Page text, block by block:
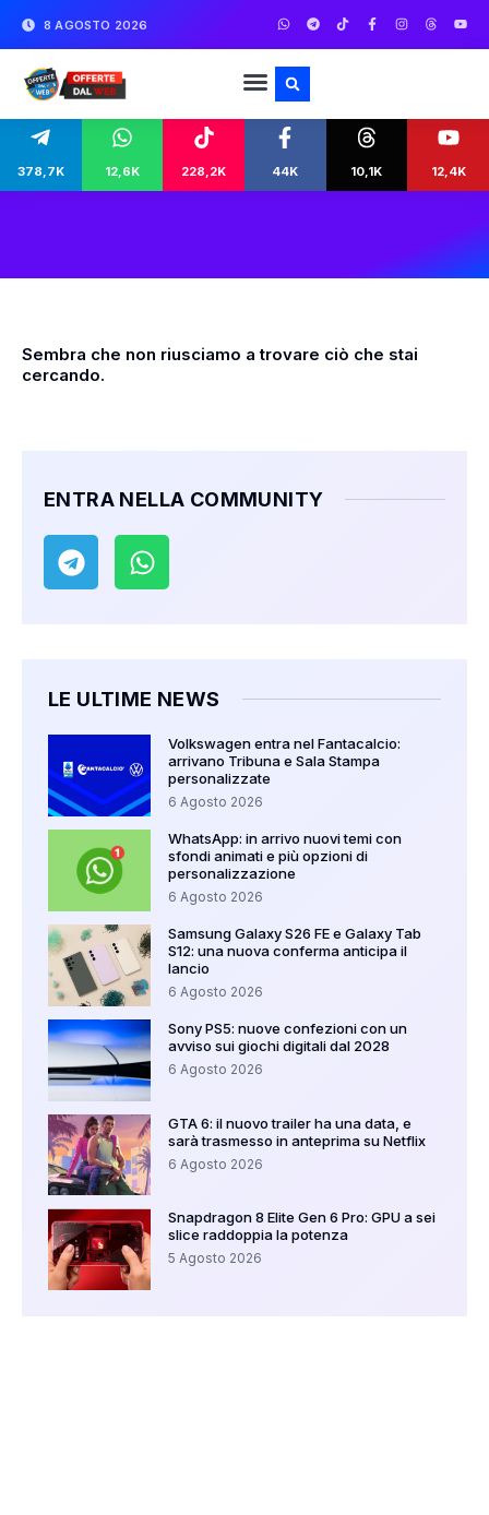
8 AGOSTO 2026
378,7K 12,6K 228,2K 44K 10,1K 12,4K
Sembra che non riusciamo a trovare ciò che stai
cercando.
ENTRA NELLA COMMUNITY
LE ULTIME NEWS
Volkswagen entra nel Fantacalcio:
arrivano Tribuna e Sala Stampa
personalizzate
6 Agosto 2026
WhatsApp: in arrivo nuovi temi con
sfondi animati e più opzioni di
personalizzazione
6 Agosto 2026
Samsung Galaxy S26 FE e Galaxy Tab
S12: una nuova conferma anticipa il
lancio
6 Agosto 2026
Sony PS5: nuove confezioni con un
avviso sui giochi digitali dal 2028
6 Agosto 2026
GTA 6: il nuovo trailer ha una data, e
sarà trasmesso in anteprima su Netflix
6 Agosto 2026
Snapdragon 8 Elite Gen 6 Pro: GPU a sei
slice raddoppia la potenza
5 Agosto 2026